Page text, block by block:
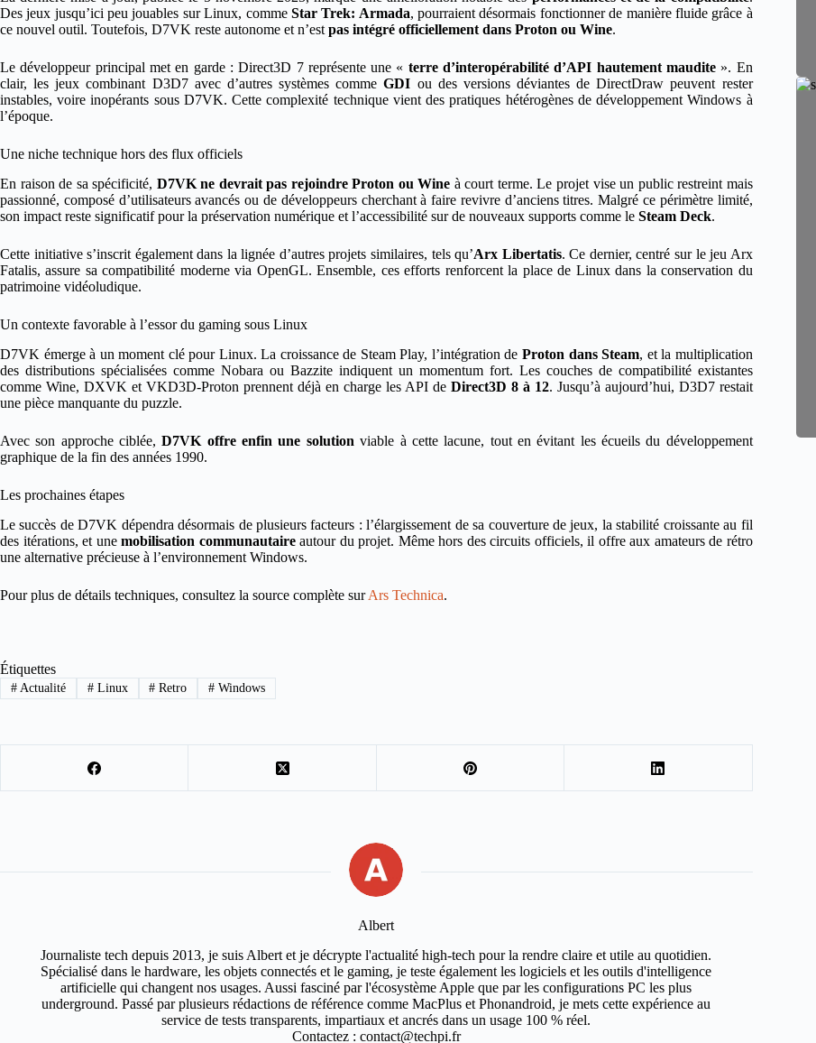
Des jeux jusqu’ici peu jouables sur Linux, comme Star Trek: Armada, pourraient désormais fonctionner de manière fluide grâce à
ce nouvel outil. Toutefois, D7VK reste autonome et n’est pas intégré officiellement dans Proton ou Wine.
Le développeur principal met en garde : Direct3D 7 représente une « terre d’interopérabilité d’API hautement maudite ». En
clair, les jeux combinant D3D7 avec d’autres systèmes commeGDI ou des versions déviantes de DirectDraw peuvent rester
instables, voire inopérants sous D7VK. Cette complexité technique vient des pratiques hétérogènes de développement Windows à
l’époque.
Une niche technique hors des flux officiels
En raison de sa spécificité, D7VK ne devrait pas rejoindre Proton ou Wine à court terme. Le projet vise un public restreint mais
passionné, composé d’utilisateurs avancés ou de développeurs cherchant à faire revivre d’anciens titres. Malgré ce périmètre limité,
son impact reste significatif pour la préservation numérique et l’accessibilité sur de nouveaux supports comme le Steam Deck.
Cette initiative s’inscrit également dans la lignée d’autres projets similaires, tels qu’Arx Libertatis. Ce dernier, centré sur le jeu Arx
Fatalis, assure sa compatibilité moderne via OpenGL. Ensemble, ces efforts renforcent la place de Linux dans la conservation du
patrimoine vidéoludique.
Un contexte favorable à l’essor du gaming sous Linux
D7VK émerge à un moment clé pour Linux. La croissance de Steam Play, l’intégration de Proton dans Steam, et la multiplication
des distributions spécialisées comme Nobara ou Bazzite indiquent un momentum fort. Les couches de compatibilité existantes
comme Wine, DXVK et VKD3D-Proton prennent déjà en charge les API de Direct3D 8 à 12. Jusqu’à aujourd’hui, D3D7 restait
une pièce manquante du puzzle.
Avec son approche ciblée,D7VK offre enfin une solution viable à cette lacune, tout en évitant les écueils du développement
graphique de la fin des années 1990.
Les prochaines étapes
Le succès de D7VK dépendra désormais de plusieurs facteurs : l’élargissement de sa couverture de jeux, la stabilité croissante au fil
des itérations, et unemobilisation communautaireautour du projet. Même hors des circuits officiels, il offre aux amateurs de rétro
une alternative précieuse à l’environnement Windows.
Pour plus de détails techniques, consultez la source complète surArs Technica.
Étiquettes
#Actualité #Linux # Retro # Windows
Albert
Journaliste tech depuis 2013, je suis Albert et je décrypte l'actualité high-tech pour la rendre claire et utile au quotidien.
Spécialisé dans le hardware, les objets connectés et le gaming, je teste également les logiciels et les outils d'intelligence
artificielle qui changent nos usages. Aussi fasciné par l'écosystème Apple que par les configurations PC les plus
underground. Passé par plusieurs rédactions de référence comme MacPlus et Phonandroid, je mets cette expérience au
service de tests transparents, impartiaux et ancrés dans un usage 100 % réel.
Contactez : contact@techpi.fr